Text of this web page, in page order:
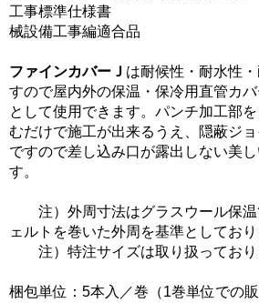
工事標準仕様書
械設備工事編適合品
ファインカバーＪ は耐候性・耐水性
すので屋内外の保温・保冷用直管カバ
として使用できます。パンチ加工部
むだけで施工が出来るうえ、隠蔽ジ
ですので差し込み口が露出しない美
す。
注）外周寸法はグラスウール保温
ェルトを巻いた外周を基準としており
注）特注サイズは取り扱っており
梱包単位：5本入／巻（1巻単位での販